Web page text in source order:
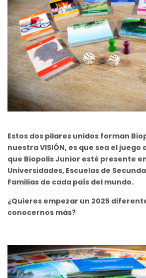
Estos dos pilares unidos forman
nuestra VISIÓN, es que sea el juego
que Biopolis Junior esté presente
Universidades, Escuelas de
Familias de cada país del mundo.
¿Quieres empezar un 2025
conocernos más?